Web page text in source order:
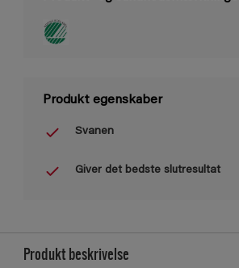
Produkt egenskaber
Svanen
Giver det bedste slutresultat
Produkt beskrivelse